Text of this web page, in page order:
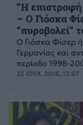
“Η επιστροφή
– Ο Γιόσκα
“πυροβολεί”
Ο Γιόσκα Φίσερ
Γερμανίας και
περίοδο 1998-
25 ΙΟΥΛ. 2015, 12:07